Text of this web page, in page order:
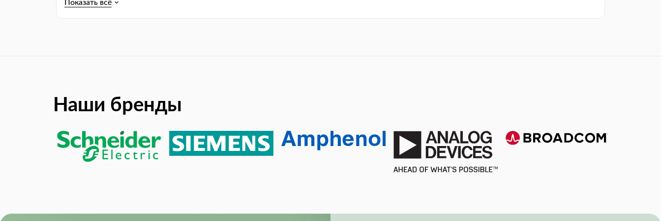
Наши бренды